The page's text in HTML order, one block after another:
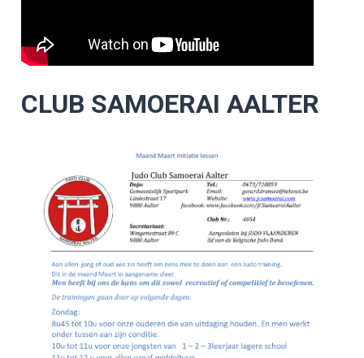
CLUB SAMOERAI AALTER